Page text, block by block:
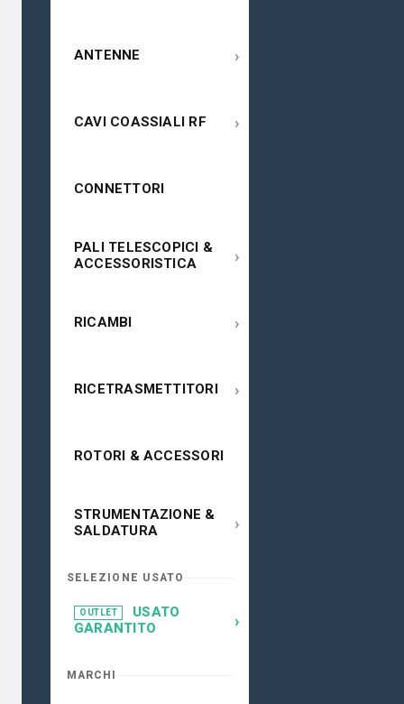
ANTENNE ›
CAVI COASSIALI RF ›
CONNETTORI
PALI TELESCOPICI &
ACCESSORISTICA
›
RICAMBI ›
RICETRASMETTITORI ›
ROTORI & ACCESSORI
STRUMENTAZIONE &
SALDATURA
›
SELEZIONE USATO
OUTLET
USATO
GARANTITO
›
MARCHI